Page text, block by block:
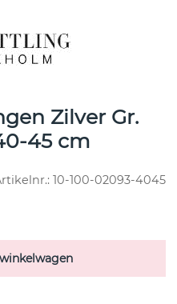
Zilver Gr.
45 cm
10-100-02093-4045